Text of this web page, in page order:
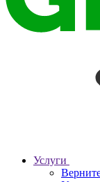
Услуги